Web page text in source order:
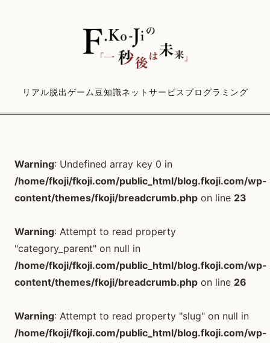
リアル脱出ゲーム豆知識ネットサービス プログラミング
Warning: Undefined array key 0 in
/home/fkoji/fkoji.com/public_html/blog.fkoji.com/wp-
content/themes/fkoji/breadcrumb.php on line 23
Warning: Attempt to read property
"category_parent" on null in
/home/fkoji/fkoji.com/public_html/blog.fkoji.com/wp-
content/themes/fkoji/breadcrumb.php on line 26
Warning: Attempt to read property "slug" on null in
/home/fkoji/fkoji.com/public_html/blog.fkoji.com/wp-